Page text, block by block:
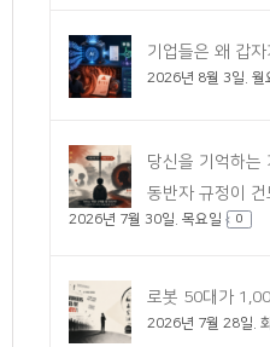
기업들은 왜 갑자
2026년 8월 3일. 월
당신을 기억하는
동반자 규정이 건
2026년 7월 30일. 목요일 0
로봇 50대가
2026년 7월 28일.